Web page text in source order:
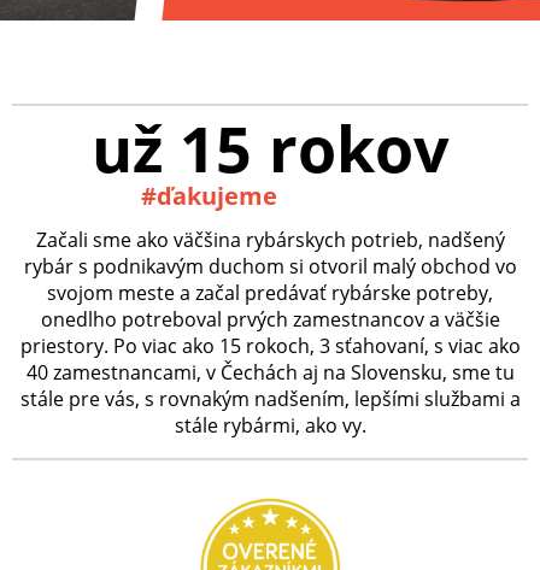
už 15 rokov
#ďakujeme
Začali sme ako väčšina rybárskych potrieb, nadšený
rybár s podnikavým duchom si otvoril malý obchod vo
svojom meste a začal predávať rybárske potreby,
onedlho potreboval prvých zamestnancov a väčšie
priestory. Po viac ako 15 rokoch, 3 sťahovaní, s viac ako
40 zamestnancami, v Čechách aj na Slovensku, sme tu
stále pre vás, s rovnakým nadšením, lepšími službami a
stále rybármi, ako vy.